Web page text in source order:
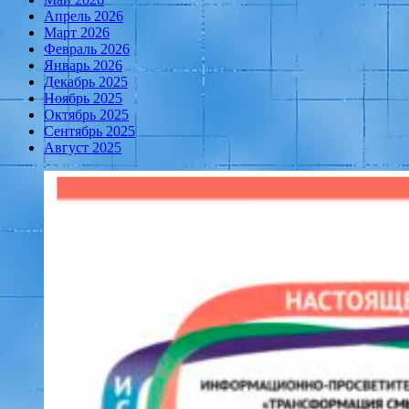
Апрель 2026
Март 2026
Февраль 2026
Январь 2026
Декабрь 2025
Ноябрь 2025
Октябрь 2025
Сентябрь 2025
Август 2025